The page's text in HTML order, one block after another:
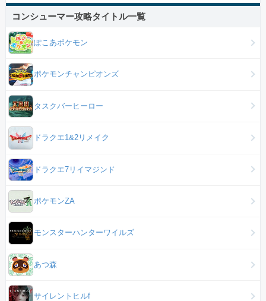
コンシューマー攻略タイトル一覧
ぽこあポケモン
ポケモンチャンピオンズ
タスクバーヒーロー
ドラクエ1&2リメイク
ドラクエ7リイマジンド
ポケモンZA
モンスターハンターワイルズ
あつ森
サイレントヒルf